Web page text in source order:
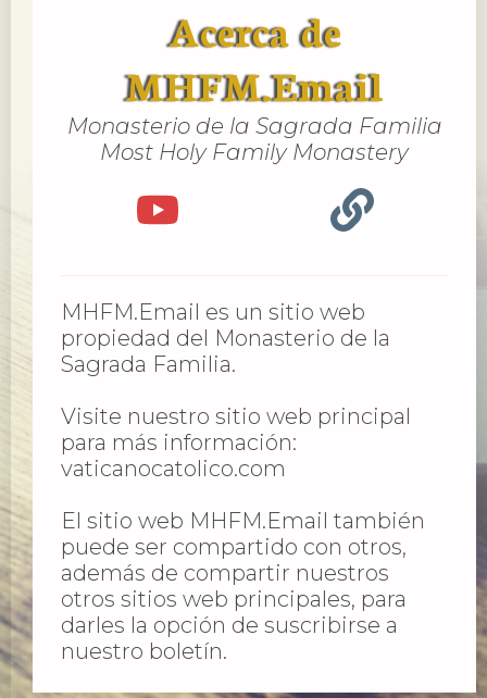
Acerca de
MHFM.Email
Monasterio de la Sagrada Familia
Most Holy Family Monastery
MHFM.Email es un sitio web
propiedad del Monasterio de la
Sagrada Familia.
Visite nuestro sitio web principal
para más información:
vaticanocatolico.com
El sitio web MHFM.Email también
puede ser compartido con otros,
además de compartir nuestros
otros sitios web principales, para
darles la opción de suscribirse a
nuestro boletín.